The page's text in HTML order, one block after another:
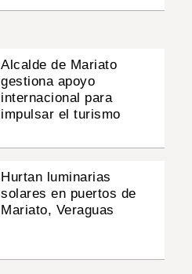
Alcalde de Mariato
gestiona apoyo
internacional para
impulsar el turismo
Hurtan luminarias
solares en puertos de
Mariato, Veraguas